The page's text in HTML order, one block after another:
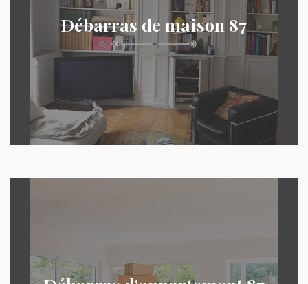
Débarras de maison 87